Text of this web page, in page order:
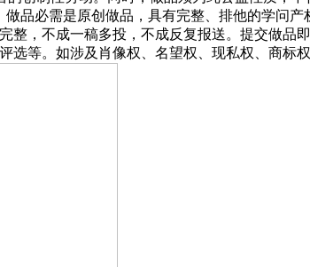
品必需是原创做品，具有完整、排他的学问产
，不成一稿多投，不成反复报送。提交做品
等。如涉及肖像权、名望权、现私权、商标